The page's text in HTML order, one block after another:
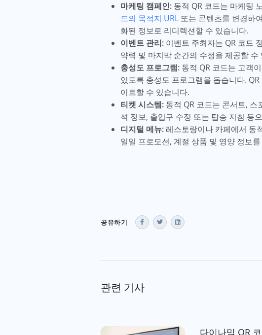
마케팅 캠페인: 동적 QR 코드는 마케팅
드의 목적지 URL 또는 콘텐츠를 변경하
화된 정보로 리디렉션할 수 있습니다.
이벤트 관리: 이벤트 주최자는 QR 코드
약력 및 마지막 순간의 수정을 제공할 수
충성도 프로그램: 동적 QR 코드는 고객
있도록 충성도 프로그램을 돕습니다.
이트할 수 있습니다.
티켓 시스템: 동적 QR 코드는 콘서트,
석 정보, 출입구 수정 또는 탑승 지침 등
디지털 메뉴: 레스토랑이나 카페에서 동
일일 프로모션, 계절 상품 및 영양 정보
공유하기
관련 기사
다이나믹 QR